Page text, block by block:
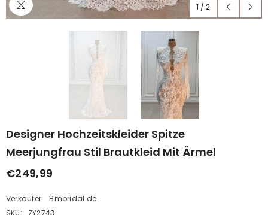
1 / 2
Designer Hochzeitskleider Spitze
Meerjungfrau Stil Brautkleid Mit Ärmel
€249,99
Verkäufer:
Bmbridal.de
SKU:
ZY2743